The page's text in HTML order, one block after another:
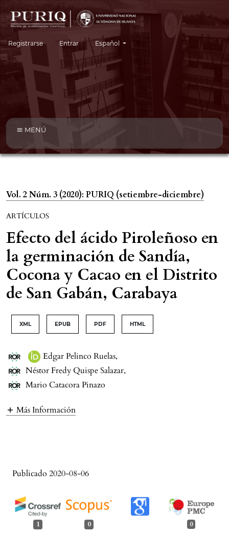
Registrarse Entrar Cambiar el idioma. El idioma actual es:
Español
MENÚ
Vol. 2 Núm. 3 (2020): PURIQ (setiembre-diciembre)
ARTÍCULOS
Efecto del ácido Piroleñoso en
la germinación de Sandía,
Cocona y Cacao en el Distrito
de San Gabán, Carabaya
XML EPUB PDF HTML
Edgar Pelinco Ruelas,
Néstor Fredy Quispe Salazar,
Mario Catacora Pinazo
Más Información
Publicado 2020-08-06
1 0 0